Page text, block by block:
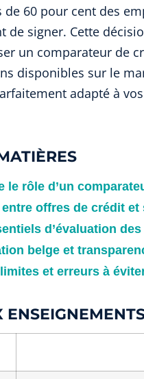
de 60 pour cent des
de signer. Cette
un comparateur de
disponibles sur le
adapté à
le rôle d’un
offres de crédit et
d’évaluation
belge et
et erreurs à